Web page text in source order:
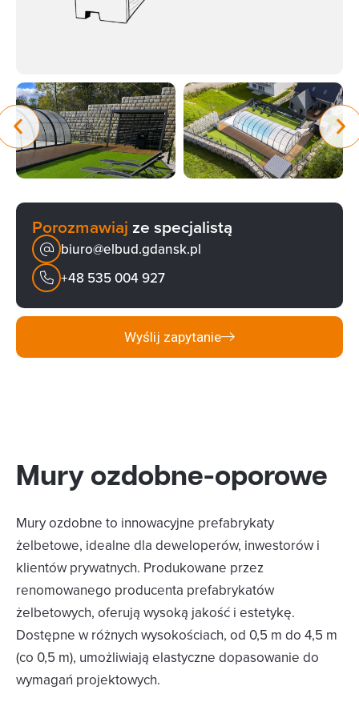
Mury ozdobne-oporowe
Mury ozdobne to innowacyjne prefabrykaty
żelbetowe, idealne dla deweloperów, inwestorów i
klientów prywatnych. Produkowane przez
renomowanego producenta prefabrykatów
żelbetowych, oferują wysoką jakość i estetykę.
Dostępne w różnych wysokościach, od 0,5 m do 4,5 m
(co 0,5 m), umożliwiają elastyczne dopasowanie do
wymagań projektowych.
Porozmawiaj ze specjalistą
biuro@elbud.gdansk.pl
+48 535 004 927
Wyślij zapytanie